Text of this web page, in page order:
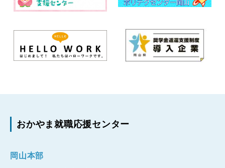
おかやま就職応援センター
岡山本部